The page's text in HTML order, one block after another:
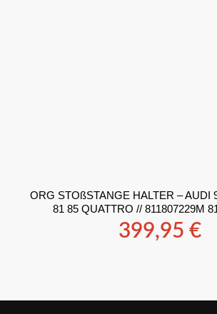
ORG STOßSTANGE HALTER – AUDI
81 85 QUATTRO // 811807229M
399,95 €